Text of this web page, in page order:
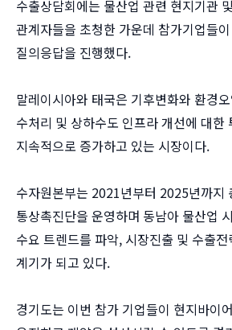
수출상담회에는 물산업 관련 현지기관
관계자들을 초청한 가운데 참가기업들
질의응답을 진행했다.
말레이시아와 태국은 기후변화와 환경
수처리 및 상하수도 인프라 개선에 대한
지속적으로 증가하고 있는 시장이다.
수자원본부는 2021년부터 2025년까지
통상촉진단을 운영하며 동남아 물산업
수요 트렌드를 파악, 시장진출 및 수출
계기가 되고 있다.
경기도는 이번 참가 기업들이 현지바이